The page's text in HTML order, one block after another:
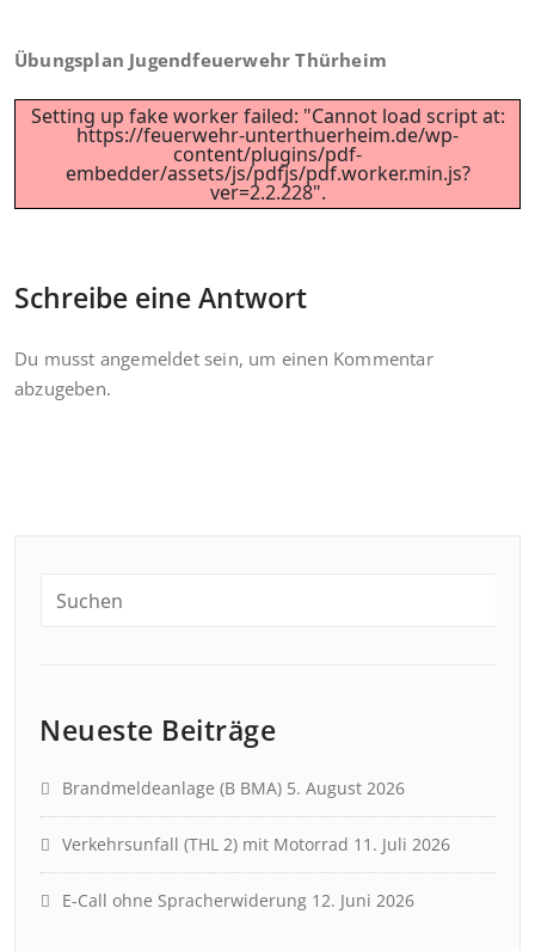
Übungsplan Jugendfeuerwehr Thürheim
Setting up fake worker failed: "Cannot load script at:
https://feuerwehr-unterthuerheim.de/wp-
content/plugins/pdf-
embedder/assets/js/pdfjs/pdf.worker.min.js?
ver=2.2.228".
Schreibe eine Antwort
Du musst angemeldetsein, um einen Kommentar
abzugeben.
Neueste Beiträge
Brandmeldeanlage (B BMA) 5. August 2026
Verkehrsunfall (THL 2) mit Motorrad 11. Juli 2026
E-Call ohne Spracherwiderung 12. Juni 2026